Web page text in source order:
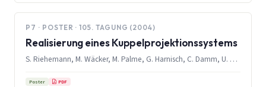
P7 · POSTER · 105. TAGUNG (2004)
Realisierung eines Kuppelprojektionssystems
S. Riehemann, M. Wäcker, M. Palme, G. Harnisch, C. Damm, U. Lippmann, G. Notni
Poster PDF